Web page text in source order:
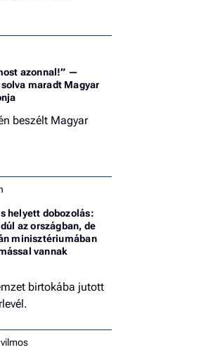
azonnal!” —
maradt Magyar
beszélt Magyar
helyett dobozolás:
az országban, de
minisztériumában
vannak
birtokába jutott